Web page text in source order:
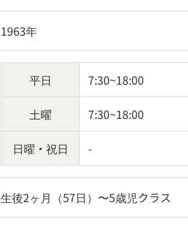
1963年
平日 7:30~18:00
土曜 7:30~18:00
日曜・祝日 -
生後2ヶ月（57日）〜5歳児クラス